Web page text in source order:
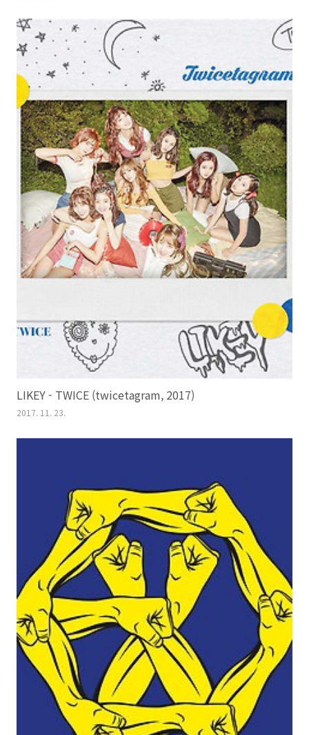
LIKEY - TWICE (twicetagram, 2017)
2017. 11. 23.